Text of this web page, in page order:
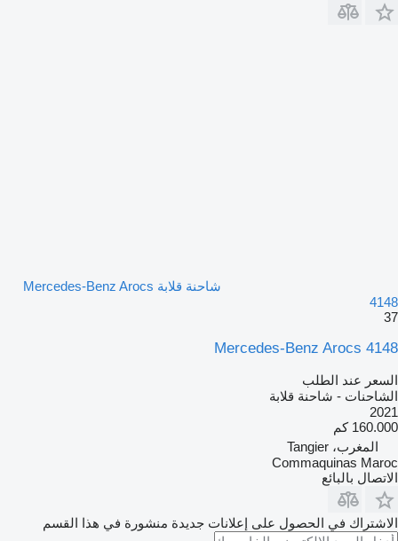
شاحنة قلابة Mercedes-Benz Arocs
4148
37
Mercedes-Benz Arocs 4148
السعر عند الطلب
الشاحنات - شاحنة قلابة
2021
160.000 كم
المغرب، Tangier
Commaquinas Maroc
الاتصال بالبائع
الاشتراك في الحصول على إعلانات جديدة منشورة في هذا القسم